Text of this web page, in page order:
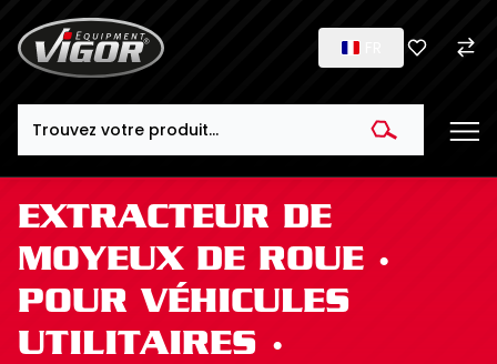
EXTRACTEUR DE
MOYEUX DE ROUE ∙
POUR VÉHICULES
UTILITAIRES ∙